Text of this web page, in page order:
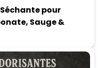
pour
Sauge &